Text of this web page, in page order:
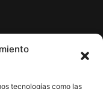
tecnologías como las